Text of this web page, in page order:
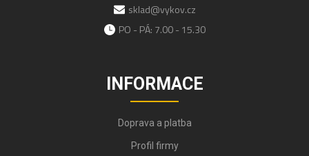
sklad@vykov.cz
PO - PÁ: 7.00 - 15.30
INFORMACE
Doprava a platba
Profil firmy